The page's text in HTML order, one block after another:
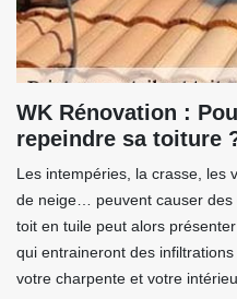
WK Rénovation :
repeindre sa toiture
Les intempéries, la crasse, les
de neige… peuvent causer des
toit en tuile peut alors
qui entraineront des
votre charpente et votre